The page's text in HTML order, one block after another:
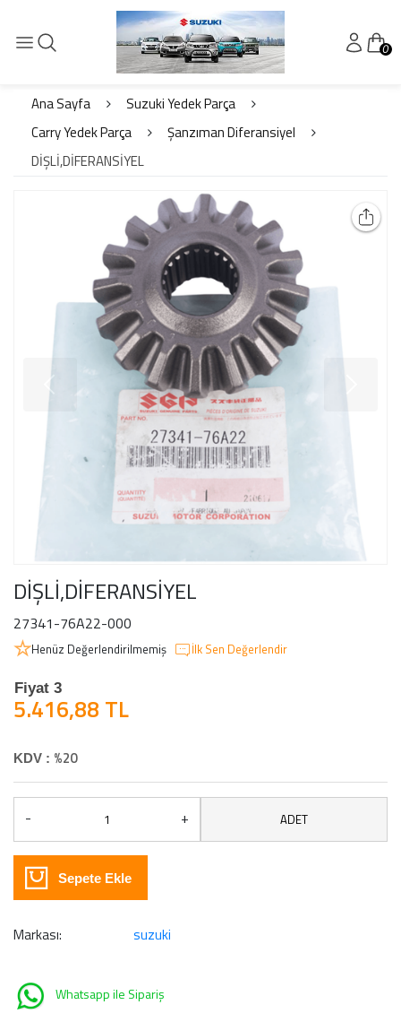
0
Ana Sayfa
Suzuki Yedek Parça
Carry Yedek Parça
Şanzıman Diferansiyel
DİŞLİ,DİFERANSİYEL
DİŞLİ,DİFERANSİYEL
27341-76A22-000
Henüz Değerlendirilmemiş İlk Sen Değerlendir
Fiyat 3
5.416,88 TL
KDV : %20
- + ADET
Sepete Ekle
Markası: suzuki
Whatsapp ile Sipariş